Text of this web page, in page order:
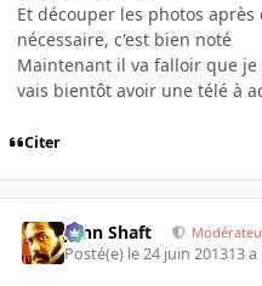
Et découper les photos
nécessaire, c'est bien noté
Maintenant il va falloir que
vais bientôt avoir une télé à
Citer
John Shaft
Posté(e) le 24 juin 201313 a